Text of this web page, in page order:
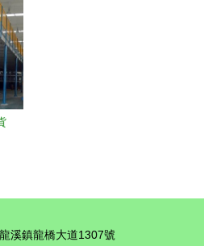
溪鎮龍橋大道1307號